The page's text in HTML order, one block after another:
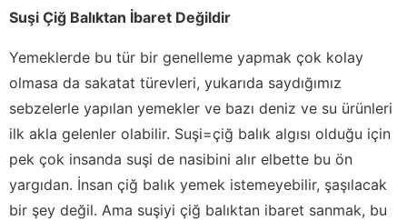
Suşi Çiğ Balıktan İbaret Değildir
Yemeklerde bu tür bir genelleme yapmak çok kolay
olmasa da sakatat türevleri, yukarıda saydığımız
sebzelerle yapılan yemekler ve bazı deniz ve su ürünleri
ilk akla gelenler olabilir. Suşi=çiğ balık algısı olduğu için
pek çok insanda suşi de nasibini alır elbette bu ön
yargıdan. İnsan çiğ balık yemek istemeyebilir, şaşılacak
bir şey değil. Ama suşiyi çiğ balıktan ibaret sanmak, bu